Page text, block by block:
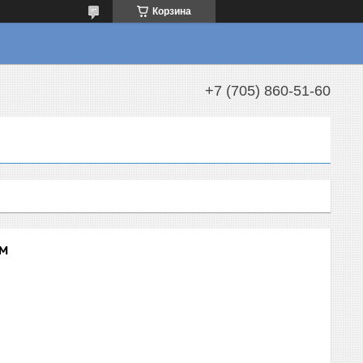
Корзина
+7 (705) 860-51-60